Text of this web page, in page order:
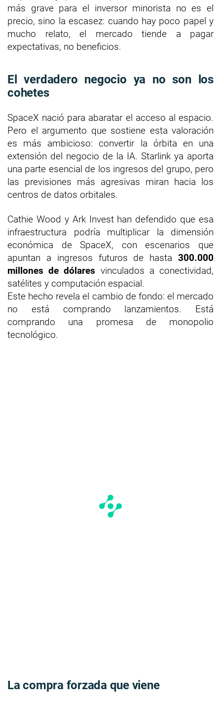
más grave para el inversor minorista no es el
precio, sino la escasez: cuando hay poco papel y
mucho relato, el mercado tiende a pagar
expectativas, no beneficios.
El verdadero negocio ya no son los
cohetes
SpaceX nació para abaratar el acceso al espacio.
Pero el argumento que sostiene esta valoración
es más ambicioso: convertir la órbita en una
extensión del negocio de la IA. Starlink ya aporta
una parte esencial de los ingresos del grupo, pero
las previsiones más agresivas miran hacia los
centros de datos orbitales.
Cathie Wood y Ark Invest han defendido que esa
infraestructura podría multiplicar la dimensión
económica de SpaceX, con escenarios que
apuntan a ingresos futuros de hasta 300.000
millones de dólares vinculados a conectividad,
satélites y computación espacial.
Este hecho revela el cambio de fondo: el mercado
no está comprando lanzamientos. Está
comprando una promesa de monopolio
tecnológico.
La compra forzada que viene